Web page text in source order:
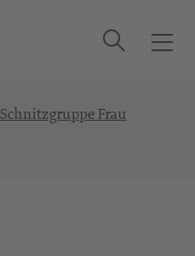
T
Suche
Schnitzgruppe Frau